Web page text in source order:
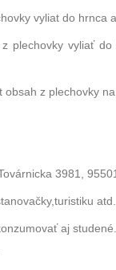
vyliat do hrnca
plechovky vyliať
obsah z plechovky
3981,
atd.
aj studené.